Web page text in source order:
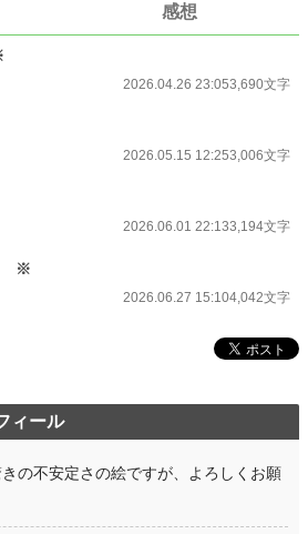
感想
2026.04.26 23:053,690文字
2026.05.15 12:253,006文字
2026.06.01 22:133,194文字
※
2026.06.27 15:104,042文字
ィール
の不安定さの絵ですが、よろしくお願